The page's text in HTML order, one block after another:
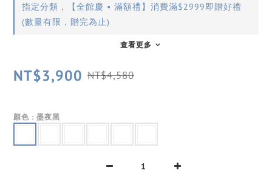
指定分類，【全館慶 • 滿額禮】消費滿$2999即贈好禮
(數量有限，贈完為止)
查看更多
NT$3,900 NT$4,580
顏色 : 墨夜黑